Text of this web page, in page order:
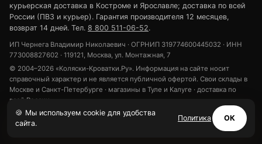
курьерская доставка в Костроме и Ярославле; доставка по всей
России (ПВЗ и курьер). Гарантия производителя 12 месяцев,
возврат 14 дней. Тел. 8 800 511-06-52.
ИП Чернега Владимир Николаевич · ОГРНИП 319774600445032 · ИНН
773008827602 · 119121, Москва, ул. Монтажная, 7
© 2004–2026 «Коляски-Кроватки.Ру». Информация на сайте носит
справочный характер и не является публичной офертой. Свои склады в
Москве и Санкт-Петербурге · магазины в Туле и Калуге · доставка по
всей России.
Политика конфиденциальностиОбработка персональных данных
Использование cookie
🍪 Мы используем cookie для удобства
сайта.
Политика ОК